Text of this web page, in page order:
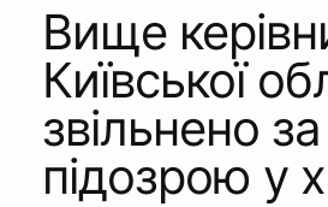
Вище
Київської
звільнено за
підозрою у